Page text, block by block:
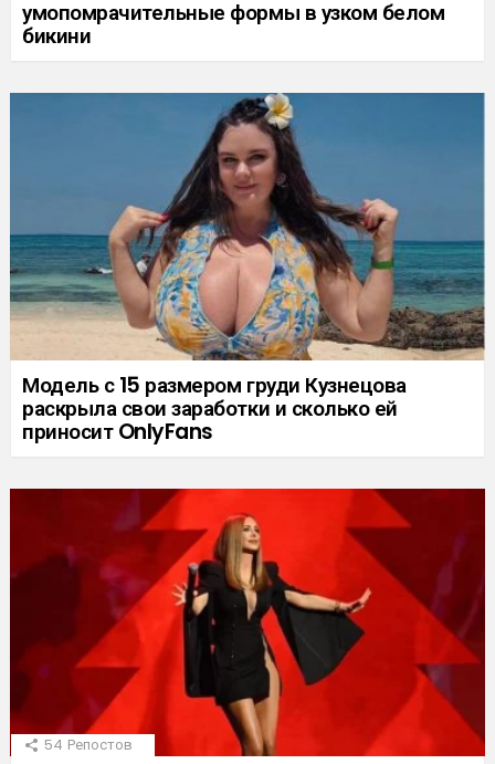
умопомрачительные формы в узком белом
бикини
Модель с 15 размером груди Кузнецова
раскрыла свои заработки и сколько ей
приносит OnlyFans
54 Репостов